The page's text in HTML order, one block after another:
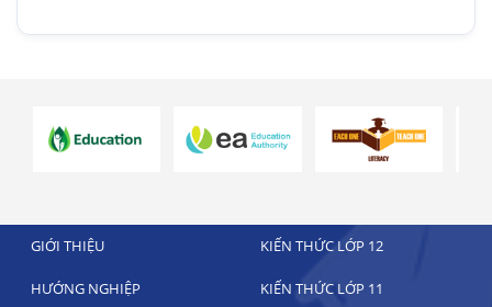
GIỚI THIỆU KIẾN THỨC LỚP 12
HƯỚNG NGHIỆP KIẾN THỨC LỚP 11